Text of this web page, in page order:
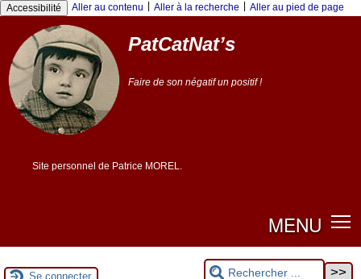
Panneau de gestion des cookies
Accessibilité Aller au contenu Aller à la recherche Aller au pied de page
PatCatNat’s
Faire de son négatif un positif !
Site personnel de Patrice MOREL.
MENU
Se connecter